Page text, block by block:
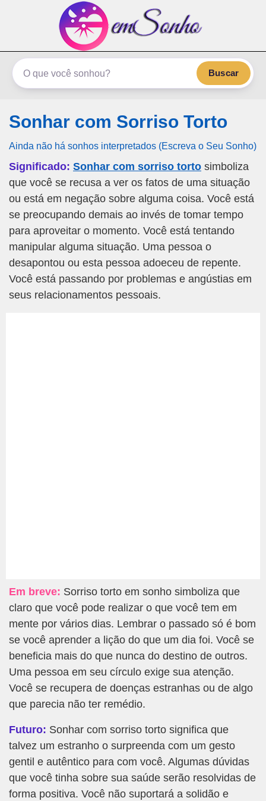
emSonho.com
Os sonhos significam mais
Buscar
Sonhar com Sorriso Torto
Ainda não há sonhos interpretados (Escreva o Seu Sonho)
Significado: Sonhar com sorriso torto simboliza
que você se recusa a ver os fatos de uma situação
ou está em negação sobre alguma coisa. Você está
se preocupando demais ao invés de tomar tempo
para aproveitar o momento. Você está tentando
manipular alguma situação. Uma pessoa o
desapontou ou esta pessoa adoeceu de repente.
Você está passando por problemas e angústias em
seus relacionamentos pessoais.
Em breve: Sorriso torto em sonho simboliza que
claro que você pode realizar o que você tem em
mente por vários dias. Lembrar o passado só é bom
se você aprender a lição do que um dia foi. Você se
beneficia mais do que nunca do destino de outros.
Uma pessoa em seu círculo exige sua atenção.
Você se recupera de doenças estranhas ou de algo
que parecia não ter remédio.
Futuro: Sonhar com sorriso torto significa que
talvez um estranho o surpreenda com um gesto
gentil e autêntico para com você. Algumas dúvidas
que você tinha sobre sua saúde serão resolvidas de
forma positiva. Você não suportará a solidão e